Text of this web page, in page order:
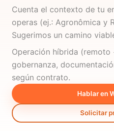
Cuenta el contexto de tu
operas (ej.: Agronômica y
Sugerimos un camino
Operación híbrida (remoto
gobernanza,
según contrato.
Hablar en
Solicitar